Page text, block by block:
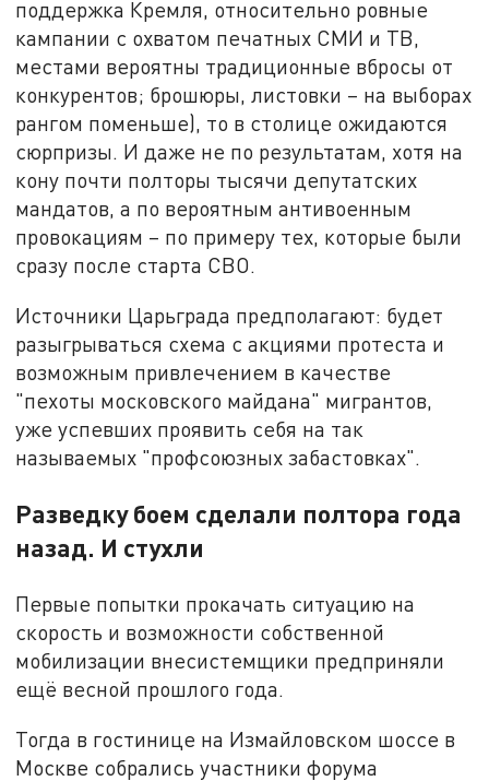
поддержка Кремля, относительно ровные
кампании с охватом печатных СМИ и ТВ,
местами вероятны традиционные вбросы от
конкурентов; брошюры, листовки – на выборах
рангом поменьше), то в столице ожидаются
сюрпризы. И даже не по результатам, хотя на
кону почти полторы тысячи депутатских
мандатов, а по вероятным антивоенным
провокациям – по примеру тех, которые были
сразу после старта СВО.
Источники Царьграда предполагают: будет
разыгрываться схема с акциями протеста и
возможным привлечением в качестве
"пехоты московского майдана" мигрантов,
уже успевших проявить себя на так
называемых "профсоюзных забастовках".
Разведку боем сделали полтора года
назад. И стухли
Первые попытки прокачать ситуацию на
скорость и возможности собственной
мобилизации внесистемщики предприняли
ещё весной прошлого года.
Тогда в гостинице на Измайловском шоссе в
Москве собрались участники форума